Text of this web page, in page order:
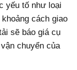
yếu tố như loại
cách giao
sẽ báo giá cụ
chuyển của